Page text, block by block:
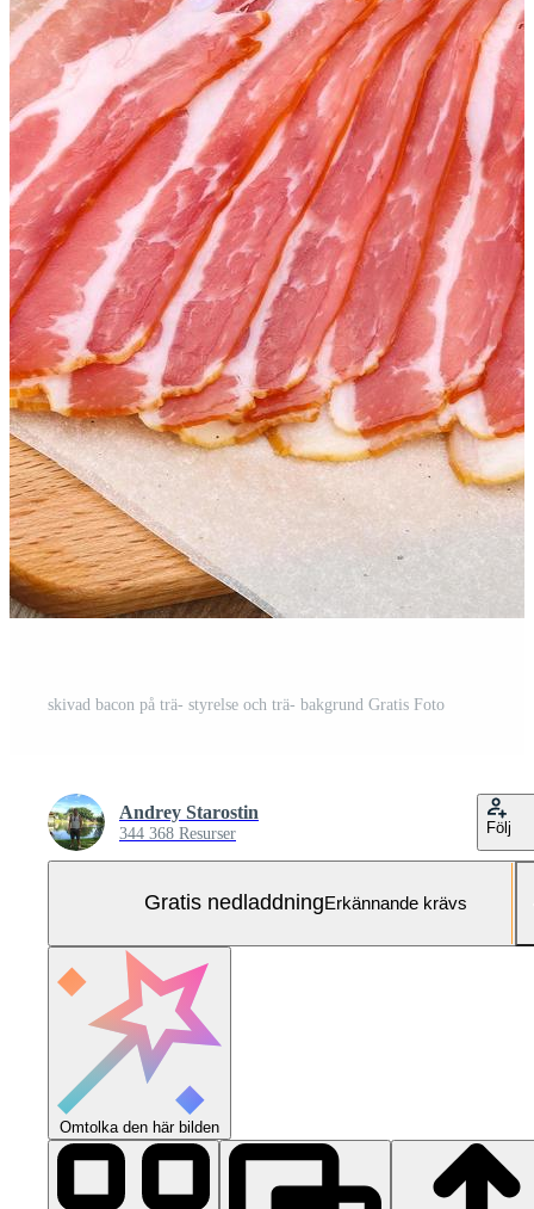
skivad bacon på trä- styrelse och trä- bakgrund Gratis Foto
Andrey Starostin
344 368 Resurser Följ
Gratis nedladdningErkännande krävs
Omtolka den här bilden